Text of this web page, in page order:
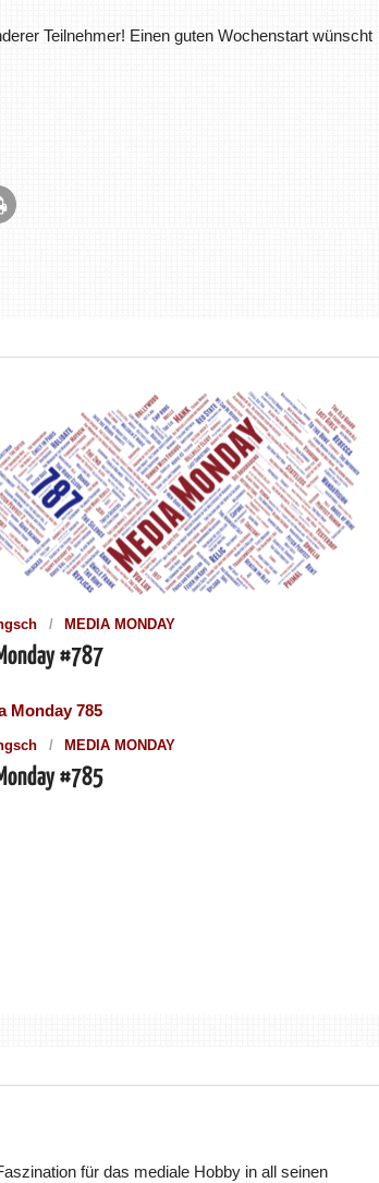
Teilnehmer! Einen guten Wochenstart wünscht
MEDIA MONDAY
#787
MEDIA MONDAY
#785
für das mediale Hobby in all seinen